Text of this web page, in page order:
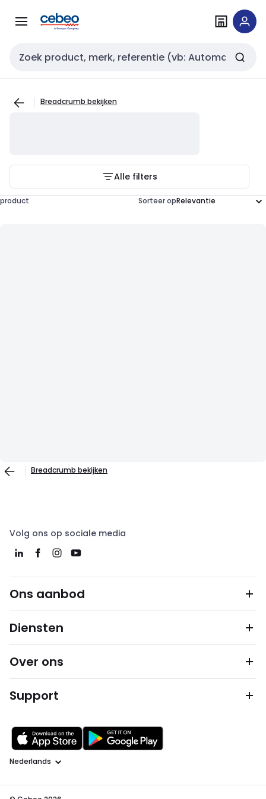
naar
naar
Zoekveld invoer
Breadcrumb bekijken
Alle filters
product Sorteer op
Breadcrumb bekijken
Volg ons op sociale media
Ons aanbod
Diensten
Over ons
Support
Taal